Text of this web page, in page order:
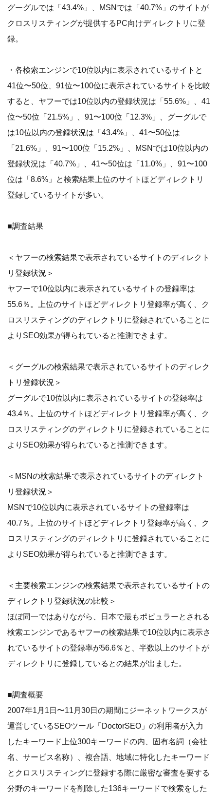
グーグルでは「43.4%」、MSNでは「40.7%」のサイトが
クロスリスティングが提供するPC向けディレクトリに登
録。
・各検索エンジンで10位以内に表示されているサイトと
41位〜50位、91位〜100位に表示されているサイトを比較
すると、ヤフーでは10位以内の登録状況は「55.6%」、41
位〜50位「21.5%」、91〜100位「12.3%」、グーグルで
は10位以内の登録状況は「43.4%」、41〜50位は
「21.6%」、91〜100位「15.2%」、MSNでは10位以内の
登録状況は「40.7%」、41〜50位は「11.0%」、91〜100
位は「8.6%」と検索結果上位のサイトほどディレクトリ
登録しているサイトが多い。
■調査結果
＜ヤフーの検索結果で表示されているサイトのディレクト
リ登録状況＞
ヤフーで10位以内に表示されているサイトの登録率は
55.6％。上位のサイトほどディレクトリ登録率が高く、ク
ロスリスティングのディレクトリに登録されていることに
よりSEO効果が得られていると推測できます。
＜グーグルの検索結果で表示されているサイトのディレク
トリ登録状況＞
グーグルで10位以内に表示されているサイトの登録率は
43.4％。上位のサイトほどディレクトリ登録率が高く、ク
ロスリスティングのディレクトリに登録されていることに
よりSEO効果が得られていると推測できます。
＜MSNの検索結果で表示されているサイトのディレクト
リ登録状況＞
MSNで10位以内に表示されているサイトの登録率は
40.7％。上位のサイトほどディレクトリ登録率が高く、ク
ロスリスティングのディレクトリに登録されていることに
よりSEO効果が得られていると推測できます。
＜主要検索エンジンの検索結果で表示されているサイトの
ディレクトリ登録状況の比較＞
ほぼ同一ではありながら、日本で最もポピュラーとされる
検索エンジンであるヤフーの検索結果で10位以内に表示さ
れているサイトの登録率が56.6％と、半数以上のサイトが
ディレクトリに登録しているとの結果が出ました。
■調査概要
2007年1月1日〜11月30日の期間にジーネットワークスが
運営しているSEOツール「DoctorSEO」の利用者が入力
したキーワード上位300キーワードの内、固有名詞（会社
名、サービス名称）、複合語、地域に特化したキーワード
とクロスリスティングに登録する際に厳密な審査を要する
分野のキーワードを削除した136キーワードで検索をした